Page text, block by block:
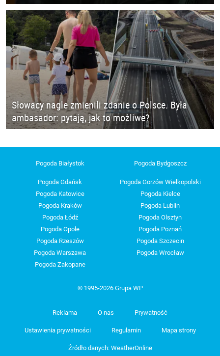
Słowacy nagle zmienili zdanie o Polsce. Była
ambasador: pytają, jak to możliwe?
Pogoda Białystok Pogoda Bydgoszcz
Pogoda Gdańsk
Pogoda Gorzów Wielkopolski
Pogoda Katowice
Pogoda Kielce
Pogoda Kraków
Pogoda Lublin
Pogoda Łódź
Pogoda Olsztyn
Pogoda Opole
Pogoda Poznań
Pogoda Rzeszów
Pogoda Szczecin
Pogoda Warszawa
Pogoda Wrocław
Pogoda Zakopane
© 1995-2026 Grupa WP
Reklama O nas Prywatność
Ustawienia prywatności Regulamin Mapa strony
Źródło danych: WeatherOnline